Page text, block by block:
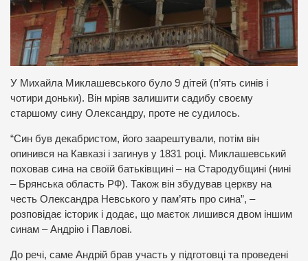
У Михайла Миклашевського було 9 дітей (п’ять синів і
чотири доньки). Він мріяв залишити садибу своєму
старшому сину Олександру, проте не судилось.
“Син був декабристом, його заарештували, потім він
опинився на Кавказі і загинув у 1831 році. Миклашевський
поховав сина на своїй батьківщині – на Стародубщині (нині
– Брянська область РФ). Також він збудував церкву на
честь Олександра Невського у пам’ять про сина”, –
розповідає історик і додає, що маєток лишився двом іншим
синам – Андрію і Павлові.
До речі, саме Андрій брав участь у підготовці та проведені